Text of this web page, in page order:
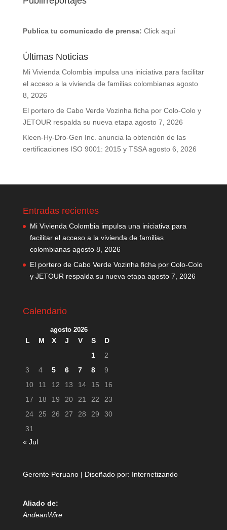
Publica tu comunicado de prensa: Click aquí
Últimas Noticias
Mi Vivienda Colombia impulsa una iniciativa para facilitar
el acceso a la vivienda de familias colombianas agosto
8, 2026
El portero de Cabo Verde Vozinha ficha por Colo-Colo y
JETOUR respalda su nueva etapa agosto 7, 2026
Kleen-Hy-Dro-Gen Inc. anuncia la obtención de las
certificaciones ISO 9001: 2015 y TSSA agosto 6, 2026
Entradas recientes
Mi Vivienda Colombia impulsa una iniciativa para
facilitar el acceso a la vivienda de familias
colombianas agosto 8, 2026
El portero de Cabo Verde Vozinha ficha por Colo-Colo
y JETOUR respalda su nueva etapa agosto 7, 2026
Calendario
agosto 2026
L M X J V S
D
1
2
3
4 5 6 7 8
9
10
11 12 13 14 15
16
17
18 19 20 21 22
23
24
25 26 27 28 29
30
31
« Jul
Gerente Peruano | Diseñado por: Internetizando
Aliado de:
AndeanWire